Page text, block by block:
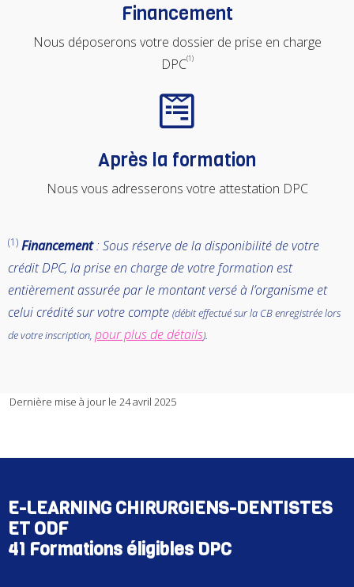
Financement
Nous déposerons votre dossier de prise en charge
DPC(1)
Après la formation
Nous vous adresserons votre attestation DPC
(1) Financement: Sous réserve de la disponibilité de votre
crédit DPC, la prise en charge de votre formation est
entièrement assurée par le montant versé à l’organisme et
celui crédité sur votre compte (débit effectué sur la CB enregistrée lors
de votre inscription, pour plus de détails).
Dernière mise à jour le 24 avril 2025
E-LEARNING CHIRURGIENS-DENTISTES
ET ODF
41 Formations éligibles DPC